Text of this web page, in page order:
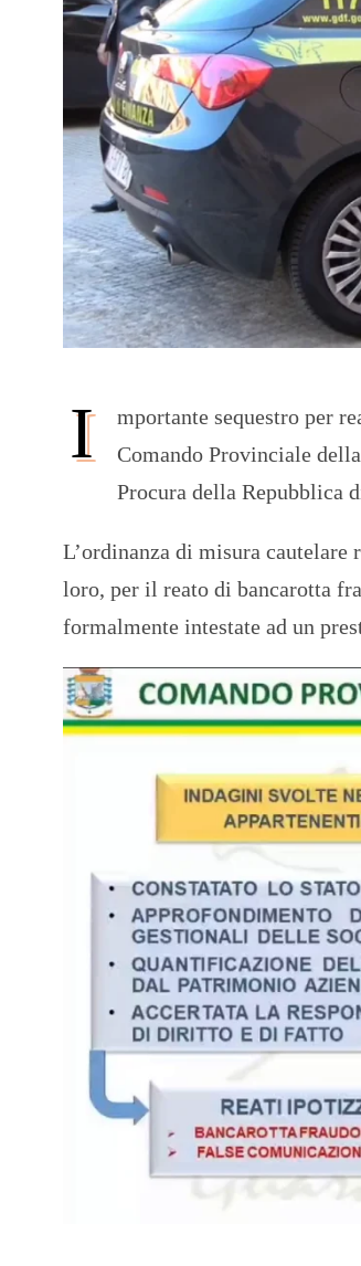
I
mportante sequestro per
Comando Provinciale
Procura della Repubblica
L’ordinanza di misura cautelare
loro, per il reato di bancarotta
formalmente intestate ad un